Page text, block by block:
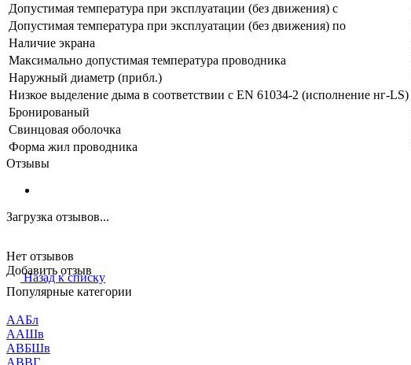
Допустимая температура при эксплуатации (без движения) с
Допустимая температура при эксплуатации (без движения) по
Наличие экрана
Максимально допустимая температура проводника
Наружный диаметр (прибл.)
Низкое выделение дыма в соответствии с EN 61034-2 (исполнение нг-LS)
Бронированый
Свинцовая оболочка
Форма жил проводника
Отзывы
Загрузка отзывов...
Нет отзывов
Добавить отзыв
Назад к списку
Популярные категории
ААБл
ААШв
АВБШв
АВВГ